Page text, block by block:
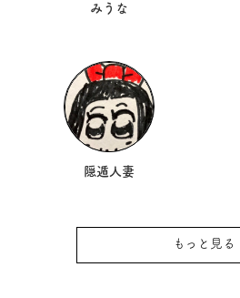
みうな
隠遁人妻
もっと見る